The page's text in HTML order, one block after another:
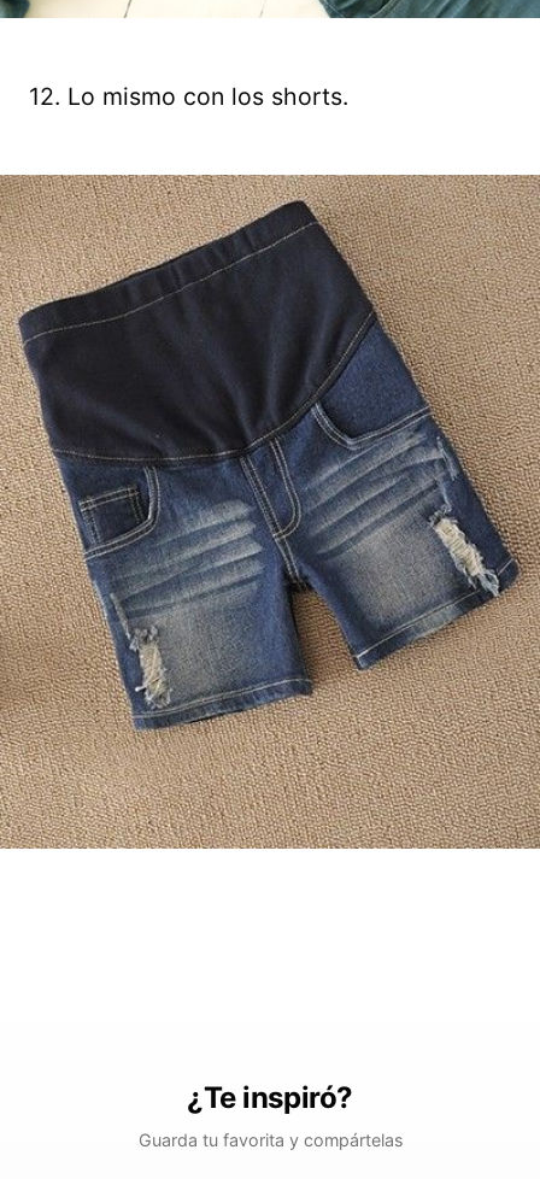
12. Lo mismo con los shorts.
¿Te inspiró?
Guarda tu favorita y compártelas